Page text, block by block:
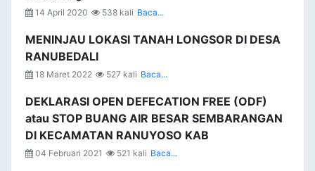
14 April 2020 538 kali Baca...
MENINJAU LOKASI TANAH LONGSOR DI DESA
RANUBEDALI
18 Maret 2022 527 kali Baca...
DEKLARASI OPEN DEFECATION FREE (ODF)
atau STOP BUANG AIR BESAR SEMBARANGAN
DI KECAMATAN RANUYOSO KAB
04 Februari 2021 521 kali Baca...